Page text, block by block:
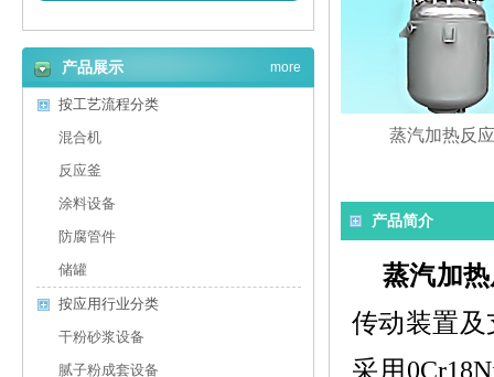
蒸汽加热反
产品简介
蒸汽加
传动装置
采用
产品展示
按工艺流程分类
混合机
反应釜
涂料设备
防腐管件
储罐
按应用行业分类
干粉砂浆设备
腻子粉成套设备
more